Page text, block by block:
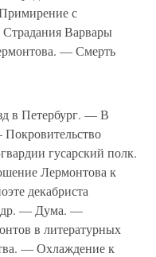
с
Варвары
— Смерть
в Петербург. — В
гусарский полк.
Лермонтова к
декабриста
др. — Дума. —
в литературных
— Охлаждение к